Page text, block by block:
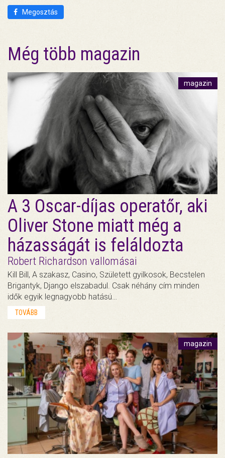
Megosztás
Még több magazin
magazin
A 3 Oscar-díjas operatőr, aki
Oliver Stone miatt még a
házasságát is feláldozta
Robert Richardson vallomásai
Kill Bill, A szakasz, Casino, Született gyilkosok, Becstelen
Brigantyk, Django elszabadul. Csak néhány cím minden
idők egyik legnagyobb hatású…
TOVÁBB
magazin